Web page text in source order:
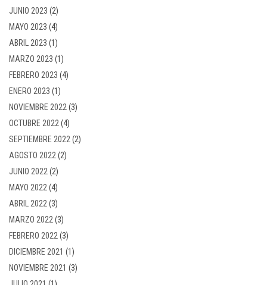
JUNIO 2023 (2)
MAYO 2023 (4)
ABRIL 2023 (1)
MARZO 2023 (1)
FEBRERO 2023 (4)
ENERO 2023 (1)
NOVIEMBRE 2022 (3)
OCTUBRE 2022 (4)
SEPTIEMBRE 2022 (2)
AGOSTO 2022 (2)
JUNIO 2022 (2)
MAYO 2022 (4)
ABRIL 2022 (3)
MARZO 2022 (3)
FEBRERO 2022 (3)
DICIEMBRE 2021 (1)
NOVIEMBRE 2021 (3)